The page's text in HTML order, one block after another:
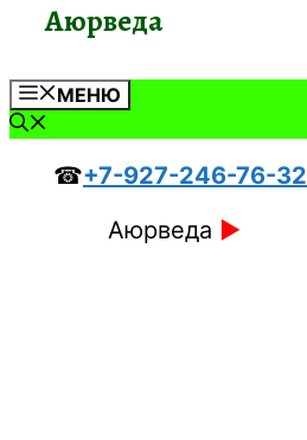
Аюрведа
МЕНЮ
☎+7-927-246-76-32
Аюрведа ►